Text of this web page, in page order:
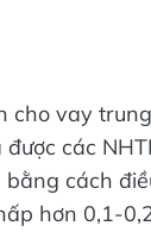
cho vay
các
cách
hơn 0,1-